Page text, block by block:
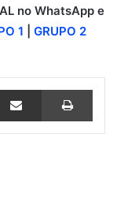
no WhatsApp e
1 GRUPO 2
Compartilhar via e-mail